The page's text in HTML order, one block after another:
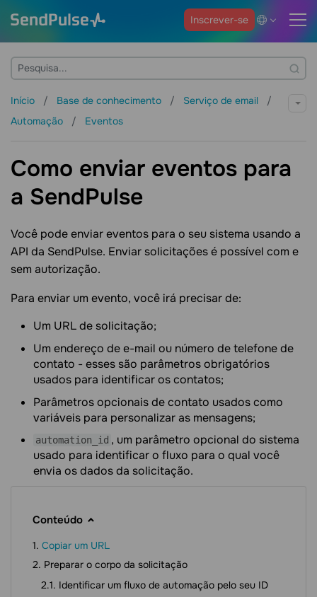
Inscrever-se
Início Base de conhecimento
Serviço de email
Automação
Eventos
Como enviar eventos para
a SendPulse
Você pode enviar eventos para o seu sistema usando a
API da SendPulse. Enviar solicitações é possível com e
sem autorização.
Para enviar um evento, você irá precisar de:
Um URL de solicitação;
Um endereço de e-mail ou número de telefone de
contato - esses são parâmetros obrigatórios
usados para identificar os contatos;
Parâmetros opcionais de contato usados como
variáveis para personalizar as mensagens;
automation_id , um parâmetro opcional do sistema
usado para identificar o fluxo para o qual você
envia os dados da solicitação.
Conteúdo
Copiar um URL
Preparar o corpo da solicitação
Identificar um fluxo de automação pelo seu ID